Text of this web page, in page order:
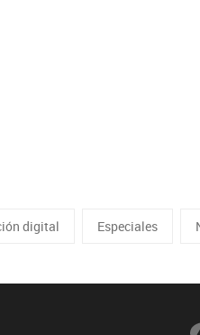
digital Especiales